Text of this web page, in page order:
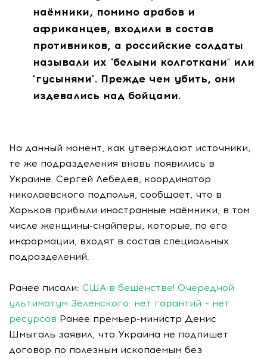
наёмники, помимо арабов и
африканцев, входили в состав
противников, а российские солдаты
называли их "белыми колготками" или
"гусынями". Прежде чем убить, они
издевались над бойцами.
На данный момент, как утверждают источники,
те же подразделения вновь появились в
Украине. Сергей Лебедев, координатор
николаевского подполья, сообщает, что в
Харьков прибыли иностранные наёмники, в том
числе женщины-снайперы, которые, по его
информации, входят в состав специальных
подразделений.
Ранее писали: США в бешенстве! Очередной
ультиматум Зеленского: нет гарантий – нет
ресурсов Ранее премьер-министр Денис
Шмыгаль заявил, что Украина не подпишет
договор по полезным ископаемым без